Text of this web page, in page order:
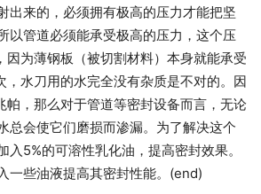
出来的，必须拥有极高的压力才能把坚
以管道必须能承受极高的压力，这个压
因为薄钢板（被切割材料）本身就能承受
水刀用的水完全没有杂质是不对的。因
帕，那么对于管道等密封设备而言，无论
总会使它们磨损而渗漏。为了解决这个
入5%的可溶性乳化油，提高密封效果。
一些油液提高其密封性能。(end)